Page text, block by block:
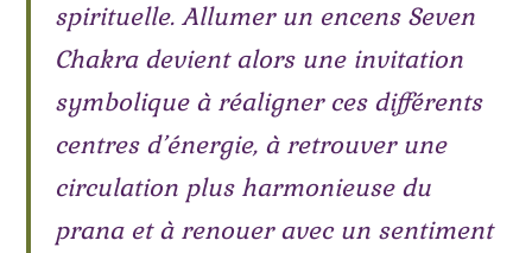
spirituelle. Allumer un encens Seven
Chakra devient alors une invitation
symbolique à réaligner ces différents
centres d’énergie, à retrouver une
circulation plus harmonieuse du
prana et à renouer avec un sentiment